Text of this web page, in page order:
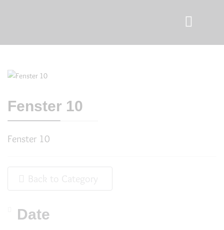
Fenster 10
Fenster 10
Back to Category
Date